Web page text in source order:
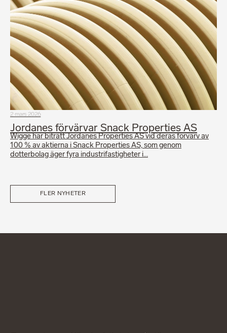
2 mars 2026
Jordanes förvärvar Snack Properties AS
Wigge har biträtt Jordanes Properties AS vid deras förvärv av
100 % av aktierna i Snack Properties AS, som genom
dotterbolag äger fyra industrifastigheter i…
FLER NYHETER